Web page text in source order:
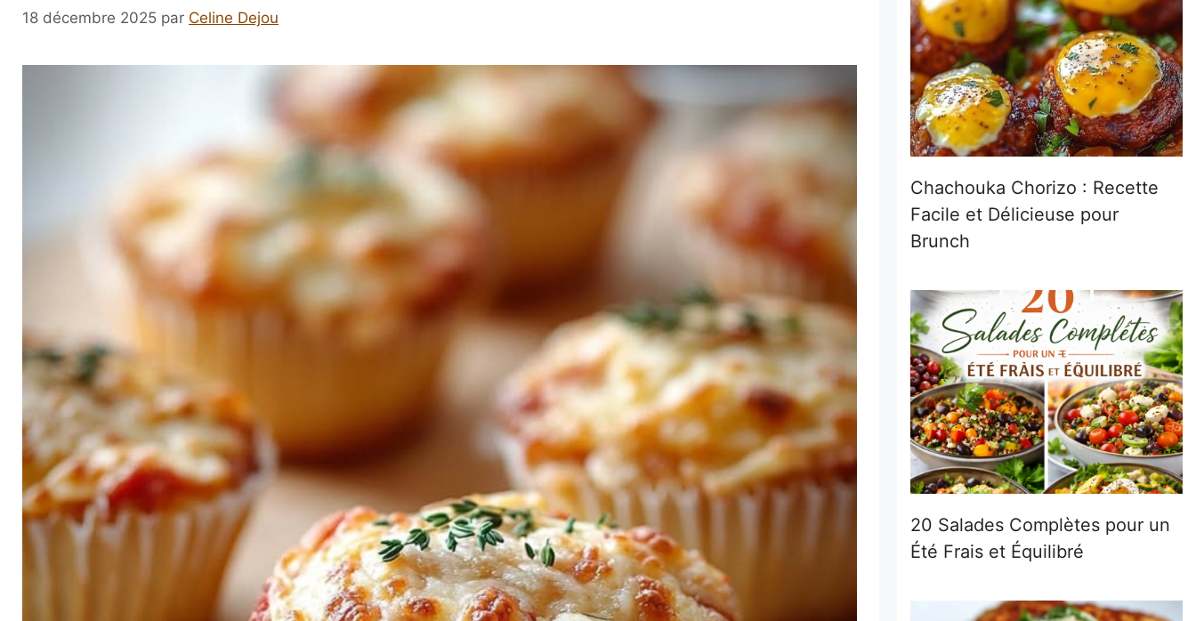
18 décembre 2025 par Celine Dejou
Chachouka Chorizo : Recette
Facile et Délicieuse pour
Brunch
20 Salades Complètes pour un
Été Frais et Équilibré